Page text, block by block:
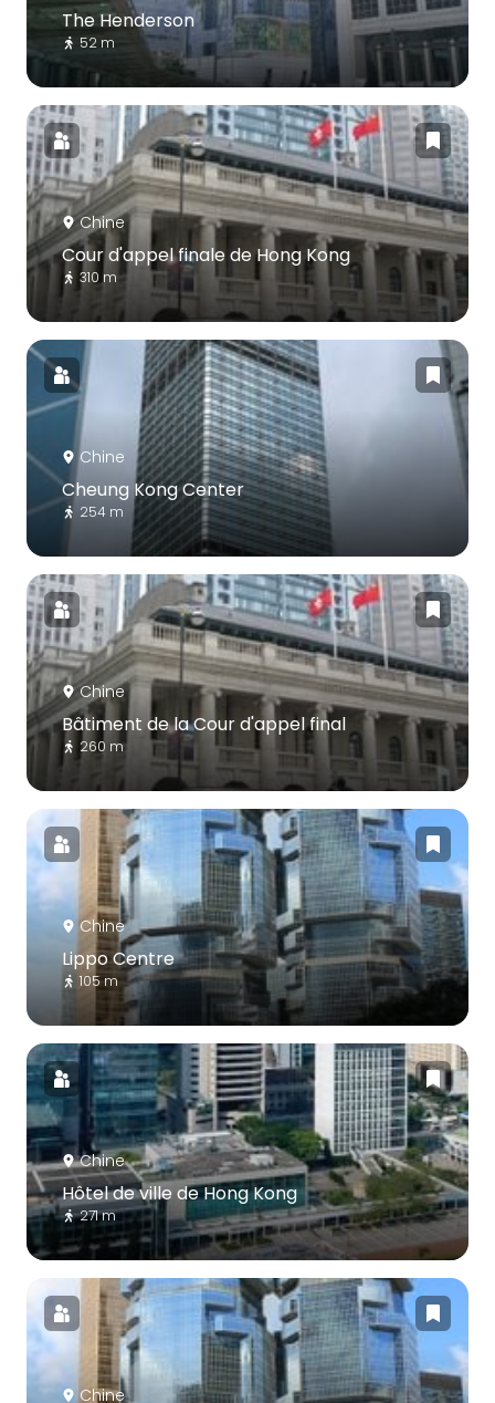
The Henderson
52 m
Chine
Cour d'appel finale de Hong Kong
310 m
Chine
Cheung Kong Center
254 m
Chine
Bâtiment de la Cour d'appel final
260 m
Chine
Lippo Centre
105 m
Chine
Hôtel de ville de Hong Kong
271 m
Chine